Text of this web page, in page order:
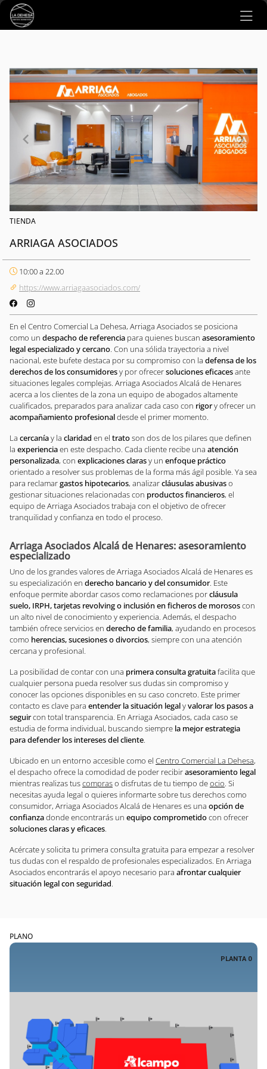
Ir al contenido principal
TIENDA
ARRIAGA ASOCIADOS
10:00 a 22.00
https://www.arriagaasociados.com/
En el Centro Comercial La Dehesa, Arriaga Asociados se posiciona
como un despacho de referencia para quienes buscan asesoramiento
legal especializado y cercano. Con una sólida trayectoria a nivel
nacional, este bufete destaca por su compromiso con la defensa de los
derechos de los consumidoresy por ofrecersoluciones eficacesante
situaciones legales complejas. Arriaga Asociados Alcalá de Henares
acerca a los clientes de la zona un equipo de abogados altamente
cualificados, preparados para analizar cada caso con rigory ofrecer un
acompañamiento profesionaldesde el primer momento.
La cercaníay la claridad en el tratoson dos de los pilares que definen
la experienciaen este despacho. Cada cliente recibe una atención
personalizada, con explicaciones clarasy un enfoque práctico
orientado a resolver sus problemas de la forma más ágil posible. Ya sea
para reclamargastos hipotecarios, analizarcláusulas abusivaso
gestionar situaciones relacionadas con productos financieros, el
equipo de Arriaga Asociados trabaja con el objetivo de ofrecer
tranquilidad y confianza en todo el proceso.
Arriaga Asociados Alcalá de Henares: asesoramiento
especializado
Uno de los grandes valores de Arriaga Asociados Alcalá de Henares es
su especialización en derecho bancario y del consumidor. Este
enfoque permite abordar casos como reclamaciones porcláusula
suelo, IRPH, tarjetas revolving o inclusión en ficheros de morososcon
un alto nivel de conocimiento y experiencia. Además, el despacho
también ofrece servicios en derecho de familia, ayudando en procesos
como herencias, sucesiones o divorcios, siempre con una atención
cercana y profesional.
La posibilidad de contar con una primera consulta gratuitafacilita que
cualquier persona pueda resolver sus dudas sin compromiso y
conocer las opciones disponibles en su caso concreto. Este primer
contacto es clave para entender la situación legalyvalorar los pasos a
seguircon total transparencia. En Arriaga Asociados, cada caso se
estudia de forma individual, buscando siempre la mejor estrategia
para defender los intereses del cliente.
Ubicado en un entorno accesible como el Centro Comercial La Dehesa,
el despacho ofrece la comodidad de poder recibirasesoramiento legal
mientras realizas tuscompraso disfrutas de tu tiempo deocio. Si
necesitas ayuda legal o quieres informarte sobre tus derechos como
consumidor, Arriaga Asociados Alcalá de Henares es una opción de
confianzadonde encontrarás un equipo comprometidocon ofrecer
soluciones claras y eficaces.
Acércate y solicita tu primera consulta gratuita para empezar a resolver
tus dudas con el respaldo de profesionales especializados. En Arriaga
Asociados encontrarás el apoyo necesario para afrontar cualquier
situación legal con seguridad.
PLANO